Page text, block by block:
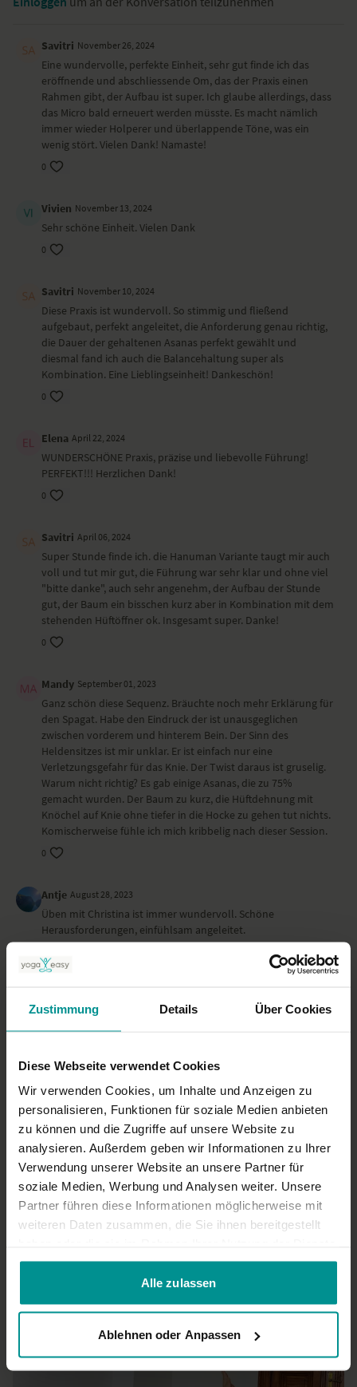
Zustimmung Details Über Cookies
Diese Webseite verwendet Cookies
Wir verwenden Cookies, um Inhalte und Anzeigen zu
personalisieren, Funktionen für soziale Medien anbieten
zu können und die Zugriffe auf unsere Website zu
analysieren. Außerdem geben wir Informationen zu Ihrer
Verwendung unserer Website an unsere Partner für
soziale Medien, Werbung und Analysen weiter. Unsere
Partner führen diese Informationen möglicherweise mit
weiteren Daten zusammen, die Sie ihnen bereitgestellt
gesammelt haben.
Alle zulassen
Ablehnen oder Anpassen
Runners Stretch – Ardha Hanumanasana
Kobra – Bhujangasana
stehender Hüftöffner
Baum – Vrksasana
Grätsche mit Vorbeuge – Prasarita Padottanasana
Spagat – Hanumanasana
Drehsitz – Ardha Matsyendrasana
Sitzende Vorbeuge – Paschimottanasana
Dieses Video ist eine Aufzeichnung einer unserer Live-Klassen, daher
ist es möglich, dass die Video- oder Tonqualität nicht der gewohnten
YogaEasy-Qualität entspricht.
Savitri November 26, 2024
Eine wundervolle, perfekte Einheit, sehr gut finde ich das
eröffnende und abschliessende Om, das der Praxis einen
Rahmen gibt, der Aufbau ist super. Ich glaube allerdings, dass
das Micro bald erneuert werden müsste. Es macht nämlich
immer wieder Holperer und überlappende Töne, was ein
wenig stört. Vielen Dank! Namaste!
0
Vivien November 13, 2024
Sehr schöne Einheit. Vielen Dank
0
Savitri November 10, 2024
Diese Praxis ist wundervoll. So stimmig und fließend
aufgebaut, perfekt angeleitet, die Anforderung genau richtig,
die Dauer der gehaltenen Asanas perfekt gewählt und
diesmal fand ich auch die Balancehaltung super als
Kombination. Eine Lieblingseinheit! Dankeschön!
0
Elena April 22, 2024
WUNDERSCHÖNE Praxis, präzise und liebevolle Führung!
PERFEKT!!! Herzlichen Dank!
0
Savitri April 06, 2024
Super Stunde finde ich. die Hanuman Variante taugt mir auch
voll und tut mir gut, die Führung war sehr klar und ohne viel
"bitte danke", auch sehr angenehm, der Aufbau der Stunde
gut, der Baum ein bisschen kurz aber in Kombination mit dem
stehenden Hüftöffner ok. Insgesamt super. Danke!
0
Mandy September 01, 2023
Ganz schön diese Sequenz. Bräuchte noch mehr Erklärung für
den Spagat. Habe den Eindruck der ist unausgeglichen
zwischen vorderem und hinterem Bein. Der Sinn des
Heldensitzes ist mir unklar. Er ist einfach nur eine
Verletzungsgefahr für das Knie. Der Twist daraus ist gruselig.
Warum nicht richtig? Es gab einige Asanas, die zu 75%
gemacht wurden. Der Baum zu kurz, die Hüftdehnung mit
Knöchel auf Knie ohne tiefer in die Hocke zu gehen tut nichts.
Komischerweise fühle ich mich kribbelig nach dieser Session.
0
Antje August 28, 2023
Üben mit Christina ist immer wundervoll. Schöne
Herausforderungen, einfühlsam angeleitet.
Ganz wunderbar
0
Danke von Herzen für diese wohltuende Praxis <3
0
Ama S.
ein Punkt weniger als sonst, weil die Tonqualität stockt
wegen Zoom, das gibt sich aber mit der Zeit
Mehr laden
Ähnliche Videos